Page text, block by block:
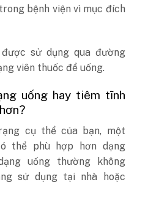
bệnh viện vì mục đích
sử dụng qua đường
viên thuốc để uống.
uống hay tiêm tĩnh
cụ thể của bạn, một
thể phù hợp hơn dạng
uống thường không
sử dụng tại nhà hoặc